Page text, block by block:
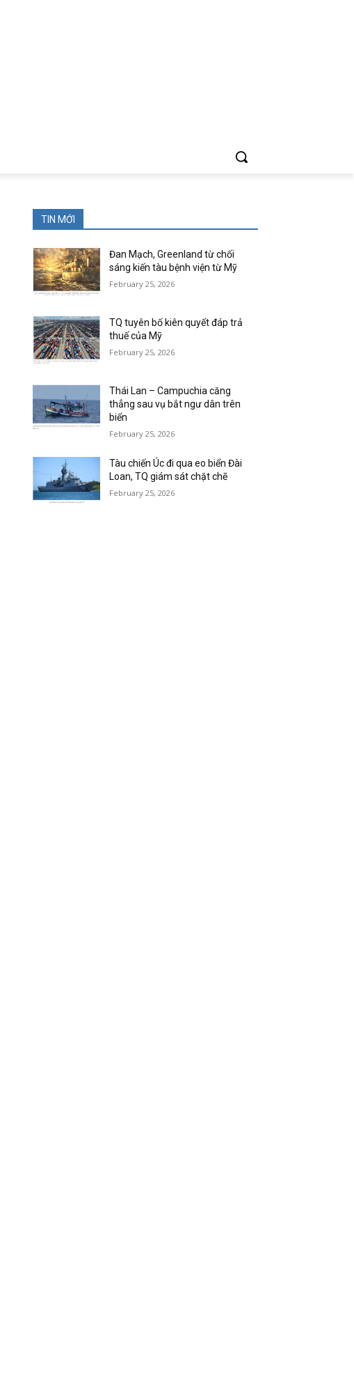
TIN MỚI
Đan Mạch, Greenland từ chối
sáng kiến tàu bệnh viện từ Mỹ
February 25, 2026
TQ tuyên bố kiên quyết đáp trả
thuế của Mỹ
February 25, 2026
Thái Lan – Campuchia căng
thẳng sau vụ bắt ngư dân trên
biển
February 25, 2026
Tàu chiến Úc đi qua eo biển Đài
Loan, TQ giám sát chặt chẽ
February 25, 2026